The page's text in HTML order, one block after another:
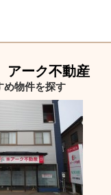
ーク不動産
め物件を探す